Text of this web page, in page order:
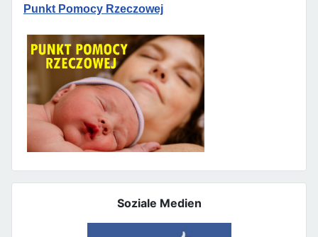
Punkt Pomocy Rzeczowej
Soziale Medien